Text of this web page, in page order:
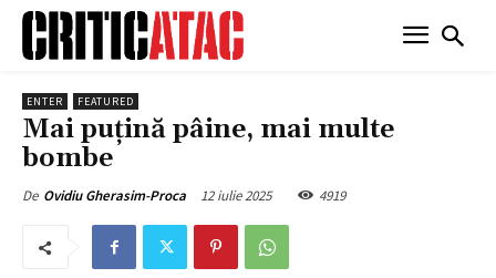
ENTER FEATURED
Mai puțină pâine, mai multe
bombe
De Ovidiu Gherasim-Proca 12 iulie 2025 4919